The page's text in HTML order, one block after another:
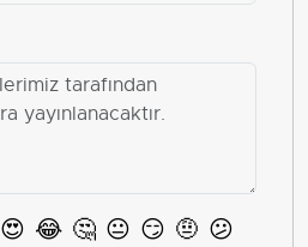
😍 😂 🤔 😐 😏 🤨 😕